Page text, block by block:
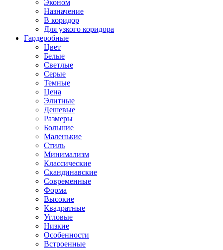
Эконом
Назначение
В коридор
Для узкого коридора
Гардеробные
Цвет
Белые
Светлые
Серые
Темные
Цена
Элитные
Дешевые
Размеры
Большие
Маленькие
Стиль
Минимализм
Классические
Скандинавские
Современные
Форма
Высокие
Квадратные
Угловые
Низкие
Особенности
Встроенные